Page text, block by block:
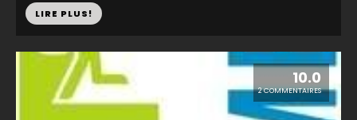
LIRE PLUS!
10.0
2 COMMENTAIRES